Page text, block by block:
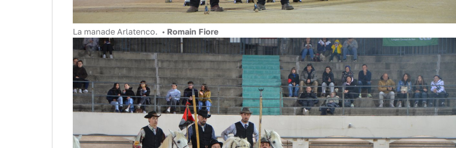
La manade Arlatenco. • Romain Fiore